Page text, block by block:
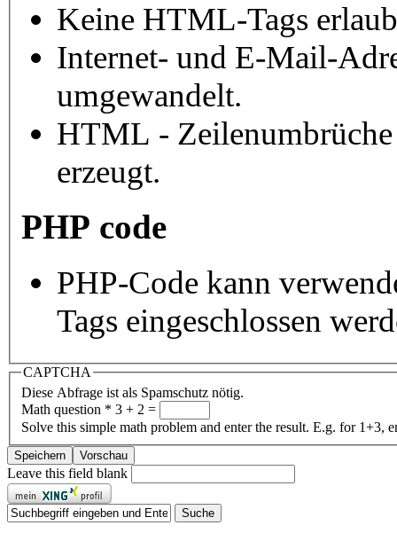
Keine HTML-Tags
Internet- und E-Mail-
umgewandelt.
HTML - Zeilenumbrüche
erzeugt.
PHP code
PHP-Code kann
Tags eingeschlossen
CAPTCHA
Diese Abfrage ist als Spamschutz nötig.
Math question * 3 + 2 =
Solve this simple math problem and enter the result. E.g. for 1+3,
Leave this field blank